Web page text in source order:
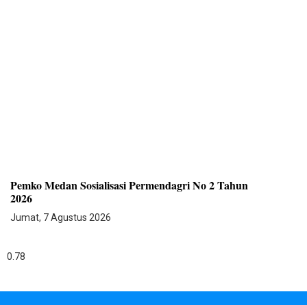
Pemko Medan Sosialisasi Permendagri No 2 Tahun
2026
Jumat, 7 Agustus 2026